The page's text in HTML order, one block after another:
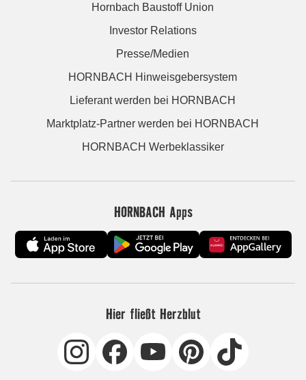
Hornbach Baustoff Union
Investor Relations
Presse/Medien
HORNBACH Hinweisgebersystem
Lieferant werden bei HORNBACH
Marktplatz-Partner werden bei HORNBACH
HORNBACH Werbeklassiker
HORNBACH Apps
Hier fließt Herzblut